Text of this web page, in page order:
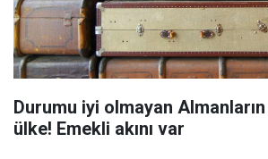
Durumu iyi olmayan
ülke! Emekli akını var